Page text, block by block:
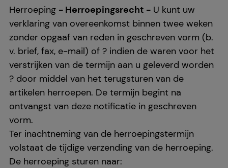
Herroeping - Herroepingsrecht - U kunt uw
verklaring van overeenkomst binnen twee weken
zonder opgaaf van reden in geschreven vorm (b.
v. brief, fax, e-mail) of ? indien de waren voor het
verstrijken van de termijn aan u geleverd worden
? door middel van het terugsturen van de
artikelen herroepen. De termijn begint na
ontvangst van deze notificatie in geschreven
vorm.
Ter inachtneming van de herroepingstermijn
volstaat de tijdige verzending van de herroeping.
De herroeping sturen naar: